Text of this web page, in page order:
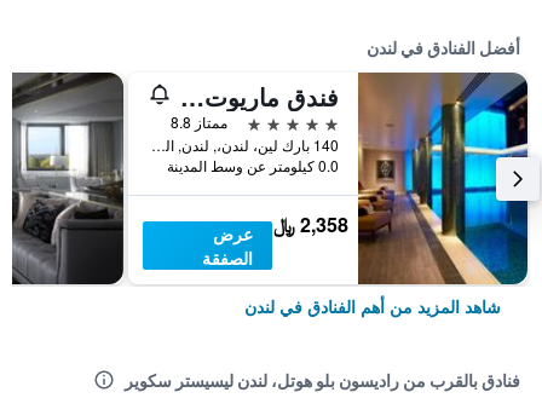
أفضل الفنادق في لندن
فندق ماريوت لندن بارك لاين
5 نجوم
ممتاز 8.8
140 بارك لين، لندن،, لندن, المملكة المتحدة
0.0 كيلومتر عن وسط المدينة
2,358 ﷼
عرض
الصفقة
شاهد المزيد من أهم الفنادق في لندن
فنادق بالقرب من راديسون بلو هوتل، لندن ليسيستر سكوير